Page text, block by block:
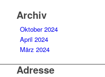
Archiv
Oktober 2024
April 2024
März 2024
Adresse